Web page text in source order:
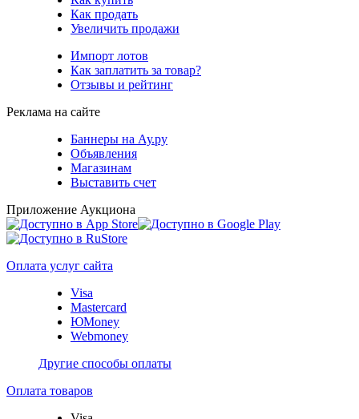
Как продать
Увеличить продажи
Импорт лотов
Как заплатить за товар?
Отзывы и рейтинг
Реклама на сайте
Баннеры на Ау.ру
Объявления
Магазинам
Выставить счет
Приложение Аукциона
Оплата услуг сайта
Visa
Mastercard
ЮMoney
Webmoney
Другие способы оплаты
Оплата товаров